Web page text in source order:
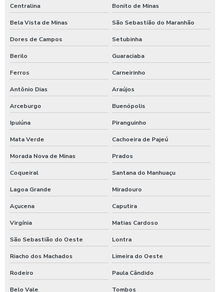
Centralina Bonito de Minas
Bela Vista de Minas São Sebastião do Maranhão
Dores de Campos Setubinha
Berilo Guaraciaba
Ferros Carneirinho
Antônio Dias Araújos
Arceburgo Buenópolis
Ipuiúna Piranguinho
Mata Verde Cachoeira de Pajeú
Morada Nova de Minas Prados
Coqueiral Santana do Manhuaçu
Lagoa Grande Miradouro
Açucena Caputira
Virgínia Matias Cardoso
São Sebastião do Oeste Lontra
Riacho dos Machados Limeira do Oeste
Rodeiro Paula Cândido
Belo Vale Tombos